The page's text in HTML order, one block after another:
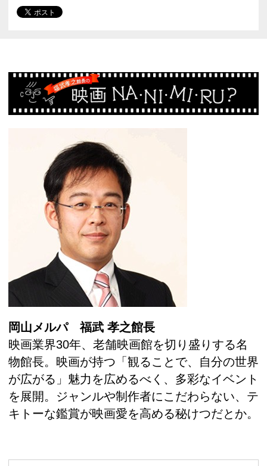
岡山メルパ 福武 孝之館長
映画業界30年、老舗映画館を切り盛りする名
物館長。映画が持つ「観ることで、自分の世界
が広がる」魅力を広めるべく、多彩なイベント
を展開。ジャンルや制作者にこだわらない、テ
キトーな鑑賞が映画愛を高める秘けつだとか。